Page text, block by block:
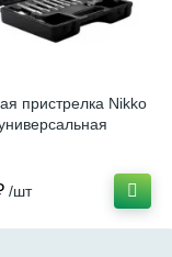
пристрелка Nikko
/шт